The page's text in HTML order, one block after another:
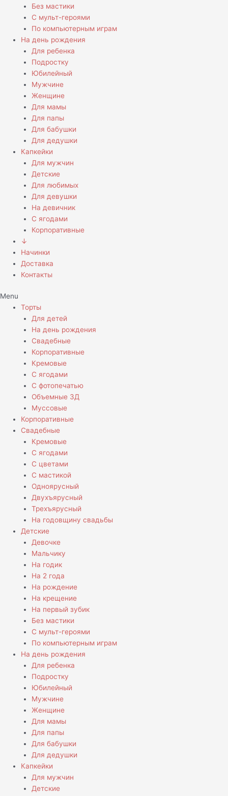
Без мастики
С мульт-героями
По компьютерным играм
На день рождения
Для ребенка
Подростку
Юбилейный
Мужчине
Женщине
Для мамы
Для папы
Для бабушки
Для дедушки
Капкейки
Для мужчин
Детские
Для любимых
Для девушки
На девичник
С ягодами
Корпоративные
↓
Начинки
Доставка
Контакты
Menu
Торты
Для детей
На день рождения
Свадебные
Корпоративные
Кремовые
С ягодами
С фотопечатью
Объемные 3Д
Муссовые
Корпоративные
Свадебные
Кремовые
С ягодами
С цветами
С мастикой
Одноярусный
Двухъярусный
Трехъярусный
На годовщину свадьбы
Детские
Девочке
Мальчику
На годик
На 2 года
На рождение
На крещение
На первый зубик
Без мастики
С мульт-героями
По компьютерным играм
На день рождения
Для ребенка
Подростку
Юбилейный
Мужчине
Женщине
Для мамы
Для папы
Для бабушки
Для дедушки
Капкейки
Для мужчин
Детские